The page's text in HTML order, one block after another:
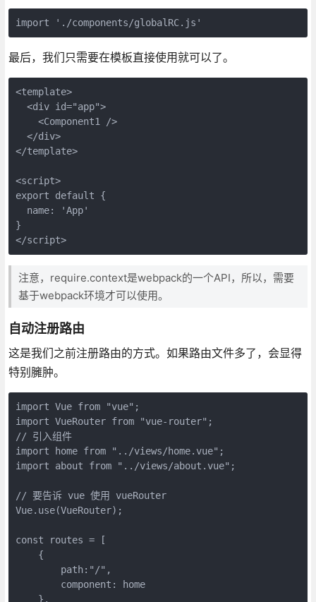
import './components/globalRC.js'
最后，我们只需要在模板直接使用就可以了。
<template>
  <div id="app">
    <Component1 />
  </div>
</template>
<script>
export default {
  name: 'App'
}
</script>
注意，require.context是webpack的一个API，所以，需要
基于webpack环境才可以使用。
自动注册路由
这是我们之前注册路由的方式。如果路由文件多了，会显得
特别臃肿。
import Vue from "vue";
import VueRouter from "vue-router";
// 引入组件
import home from "../views/home.vue";
import about from "../views/about.vue";
// 要告诉 vue 使用 vueRouter
Vue.use(VueRouter);
const routes = [
    {
        path:"/",
        component: home
    },